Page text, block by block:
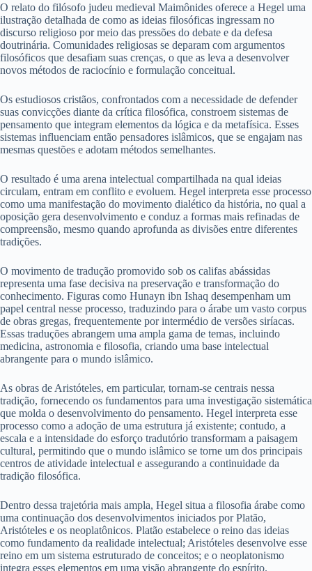
O relato do filósofo judeu medieval Maimônides oferece a Hegel uma
ilustração detalhada de como as ideias filosóficas ingressam no
discurso religioso por meio das pressões do debate e da defesa
doutrinária. Comunidades religiosas se deparam com argumentos
filosóficos que desafiam suas crenças, o que as leva a desenvolver
novos métodos de raciocínio e formulação conceitual.
Os estudiosos cristãos, confrontados com a necessidade de defender
suas convicções diante da crítica filosófica, constroem sistemas de
pensamento que integram elementos da lógica e da metafísica. Esses
sistemas influenciam então pensadores islâmicos, que se engajam nas
mesmas questões e adotam métodos semelhantes.
O resultado é uma arena intelectual compartilhada na qual ideias
circulam, entram em conflito e evoluem. Hegel interpreta esse processo
como uma manifestação do movimento dialético da história, no qual a
oposição gera desenvolvimento e conduz a formas mais refinadas de
compreensão, mesmo quando aprofunda as divisões entre diferentes
tradições.
O movimento de tradução promovido sob os califas abássidas
representa uma fase decisiva na preservação e transformação do
conhecimento. Figuras como Hunayn ibn Ishaq desempenham um
papel central nesse processo, traduzindo para o árabe um vasto corpus
de obras gregas, frequentemente por intermédio de versões siríacas.
Essas traduções abrangem uma ampla gama de temas, incluindo
medicina, astronomia e filosofia, criando uma base intelectual
abrangente para o mundo islâmico.
As obras de Aristóteles, em particular, tornam-se centrais nessa
tradição, fornecendo os fundamentos para uma investigação sistemática
que molda o desenvolvimento do pensamento. Hegel interpreta esse
processo como a adoção de uma estrutura já existente; contudo, a
escala e a intensidade do esforço tradutório transformam a paisagem
cultural, permitindo que o mundo islâmico se torne um dos principais
centros de atividade intelectual e assegurando a continuidade da
tradição filosófica.
Dentro dessa trajetória mais ampla, Hegel situa a filosofia árabe como
uma continuação dos desenvolvimentos iniciados por Platão,
Aristóteles e os neoplatônicos. Platão estabelece o reino das ideias
como fundamento da realidade intelectual; Aristóteles desenvolve esse
reino em um sistema estruturado de conceitos; e o neoplatonismo
integra esses elementos em uma visão abrangente do espírito.